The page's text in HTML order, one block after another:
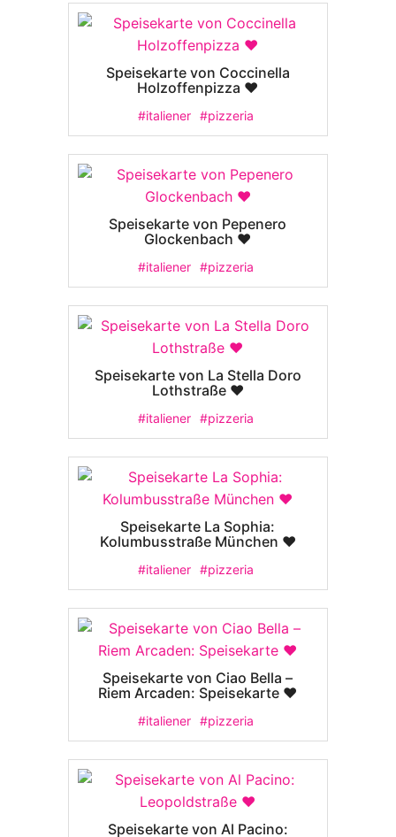
Speisekarte von Coccinella
Holzoffenpizza ❤️
#italiener #pizzeria
Speisekarte von Pepenero
Glockenbach ❤️
#italiener #pizzeria
Speisekarte von La Stella Doro
Lothstraße ❤️
#italiener #pizzeria
Speisekarte La Sophia:
Kolumbusstraße München ❤️
#italiener #pizzeria
Speisekarte von Ciao Bella –
Riem Arcaden: Speisekarte ❤️
#italiener #pizzeria
Speisekarte von Al Pacino: